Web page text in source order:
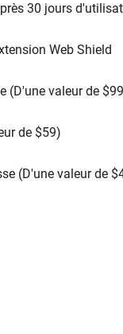
30 jours
Web Shield
(D'une valeur de $99
de $59)
(D'une valeur de $